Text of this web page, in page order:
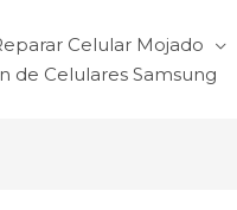
Celular Mojado
de Celulares Samsung